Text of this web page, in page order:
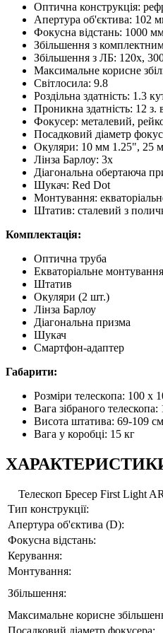
Оптична конструкція:
Апертура об'єктива: 102
Фокусна відстань: 1000
Збільшення з
Збільшення з ЛБ: 120x,
Максимальне корисне
Світлосила: 9.8
Роздільна здатність: 1.3
Проникна здатність: 12 з.
Фокусер: металевий,
Посадковий діаметр
Окуляри: 10 мм 1.25", 25
Лінза Барлоу: 3x
Діагональна обертаюча
Шукач: Red Dot
Монтування:
Штатив: сталевий з
Комплектація:
Оптична труба
Екваторіальне монтування
Штатив
Окуляри (2 шт.)
Лінза Барлоу
Діагональна призма
Шукач
Смартфон-адаптер
Габарити:
Розміри телескопа: 100 х
Вага зібраного телескопа:
Висота штатива: 69-109 см
Вага у коробці: 15 кг
Телескоп Бресер First Light
Тип конструкції:
Апертура об'єктива (D):
Фокусна відстань:
Керування:
Монтування:
Збільшення:
Максимальне корисне
Посадковий діаметр фокусера: